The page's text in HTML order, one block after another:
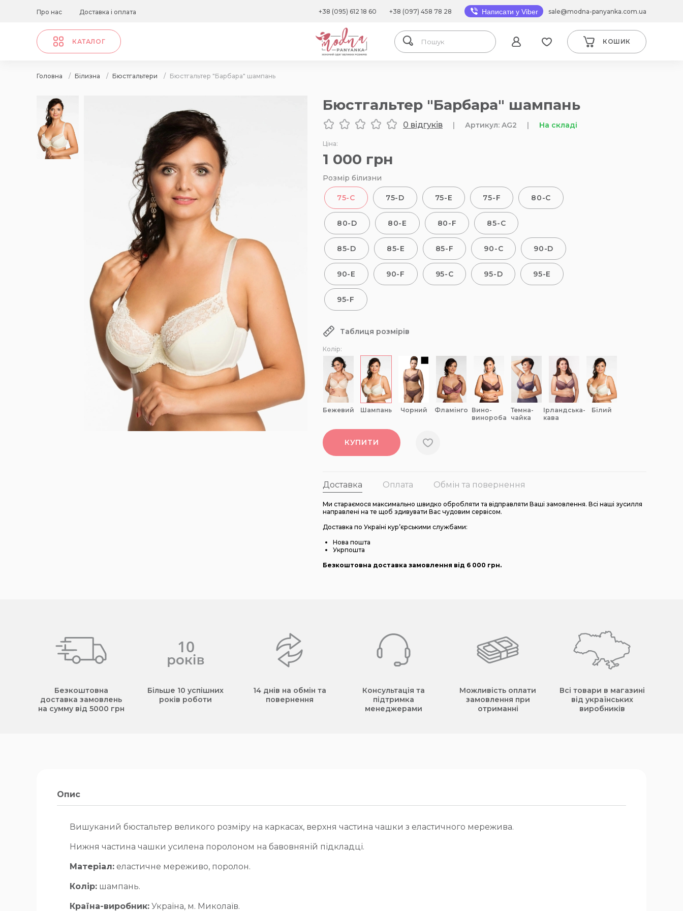
Про нас Доставка і оплата +38 (095) 612 18 60 +38 (097) 458 78 28 Написати у Viber sale@modna-panyanka.com.ua
КАТАЛОГ КОШИК
Головна / Білизна / Бюстгальтери / Бюстгальтер "Барбара" шампань
Бюстгальтер "Барбара" шампань
0 відгуків | Артикул: AG2 | На складі
Ціна:
1 000 грн
Розмір білизни
75-C 75-D 75-E 75-F 80-C
80-D 80-E 80-F 85-C
85-D 85-E 85-F 90-C 90-D
90-E 90-F 95-C 95-D 95-E
95-F
Таблиця розмірів
Колір:
бежевий шампань чорний фламінго вино-
винороба
темна-
чайка
ірландська-
кава
білий
КУПИТИ
Доставка Оплата Обмін та повернення
Ми стараємося максимально швидко обробляти та відправляти Ваші замовлення. Всі наші зусилля
направлені на те щоб здивувати Вас чудовим сервісом.
Доставка по Україні кур’єрськими службами:
Нова пошта
Укрпошта
Безкоштовна доставка замовлення від 6 000 грн.
Безкоштовна
доставка замовлень
на сумму від 5000 грн
Більше 10 успішних
років роботи
14 днів на обмін та
повернення
Консультація та
підтримка
менеджерами
Можливість оплати
замовлення при
отриманні
Всі товари в магазині
від українських
виробників
Опис
Вишуканий бюстальтер великого розміру на каркасах, верхня частина чашки з еластичного мережива.
Нижня частина чашки усилена поролоном на бавовняній підкладці.
Матеріал: еластичне мереживо, поролон.
Колір: шампань.
Країна-виробник: Україна, м. Миколаїв.